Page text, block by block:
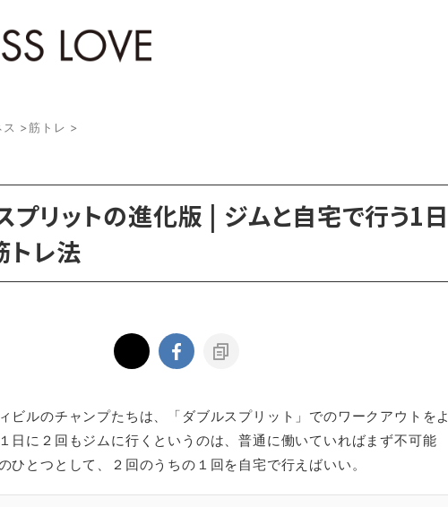
>筋トレ >
プリットの進化版 | ジムと自宅で行う1日
トレ法
ビルのチャンプたちは、「ダブルスプリット」でのワークアウトをよ
日に２回もジムに行くというのは、普通に働いていればまず不可能
ひとつとして、２回のうちの１回を自宅で行えばいい。